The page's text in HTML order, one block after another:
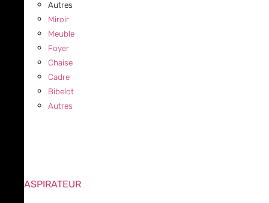
Autres
Miroir
Meuble
Foyer
Chaise
Cadre
Bibelot
Autres
ASPIRATEUR